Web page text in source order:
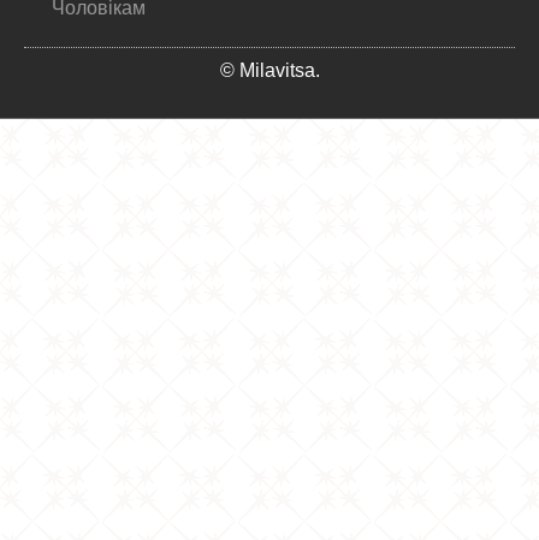
Чоловікам
© Milavitsa.